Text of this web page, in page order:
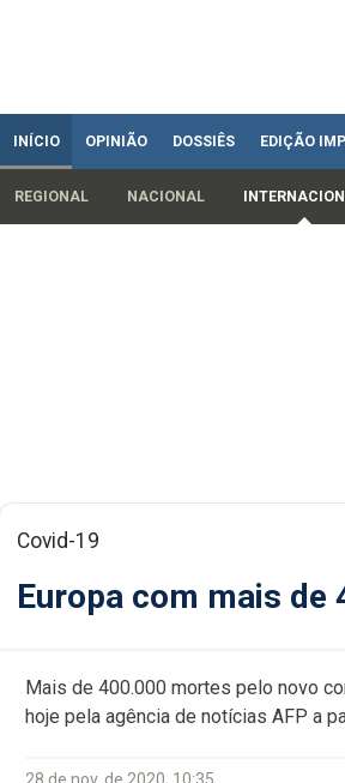
INÍCIO OPINIÃO DOSSIÊS EDIÇÃO
REGIONAL NACIONAL
Covid-19
Europa com mais
Mais de 400.000 mortes pelo novo
hoje pela agência de notícias AFP a